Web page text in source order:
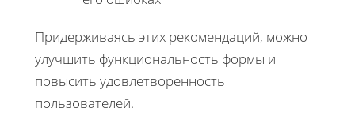
Придерживаясь этих рекомендаций, можно
улучшить функциональность формы и
повысить удовлетворенность
пользователей.